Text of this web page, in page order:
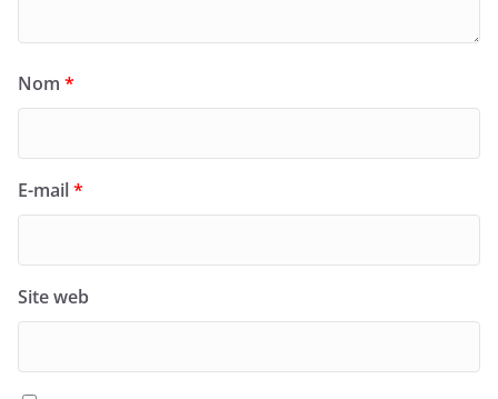
Nom *
E-mail*
Site web